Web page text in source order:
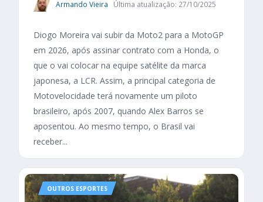
Armando Vieira Última atualização: 27/10/2025
Diogo Moreira vai subir da Moto2 para a MotoGP
em 2026, após assinar contrato com a Honda, o
que o vai colocar na equipe satélite da marca
japonesa, a LCR. Assim, a principal categoria de
Motovelocidade terá novamente um piloto
brasileiro, após 2007, quando Alex Barros se
aposentou. Ao mesmo tempo, o Brasil vai
receber...
OUTROS ESPORTES